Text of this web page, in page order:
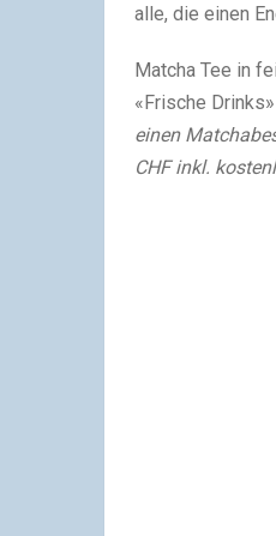
alle, die einen
Matcha Tee in
«Frische
einen
CHF inkl.